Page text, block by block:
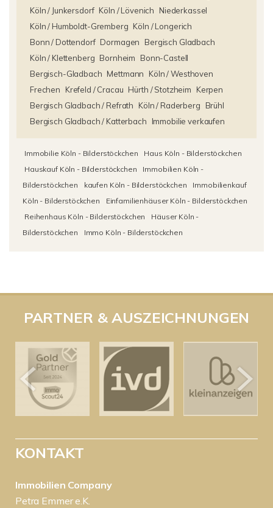
Köln / Junkersdorf Köln / Lövenich
Niederkassel
Köln / Humboldt-Gremberg Köln / Longerich
Bonn / Dottendorf Dormagen
Bergisch Gladbach
Köln / Klettenberg Bornheim
Bonn-Castell
Bergisch-Gladbach Mettmann
Köln / Westhoven
Frechen
Krefeld / Cracau Hürth / Stotzheim
Kerpen
Bergisch Gladbach / Refrath
Köln / Raderberg
Brühl
Bergisch Gladbach / Katterbach
Immobilie verkaufen
Immobilie Köln - Bilderstöckchen
Haus Köln - Bilderstöckchen
Hauskauf Köln - Bilderstöckchen
Immobilien Köln -
Bilderstöckchen
kaufen Köln - Bilderstöckchen
Immobilienkauf
Köln - Bilderstöckchen
Einfamilienhäuser Köln - Bilderstöckchen
Reihenhaus Köln - Bilderstöckchen
Häuser Köln -
Bilderstöckchen
Immo Köln - Bilderstöckchen
PARTNER & AUSZEICHNUNGEN
KONTAKT
Immobilien Company
Petra Emmer e.K.